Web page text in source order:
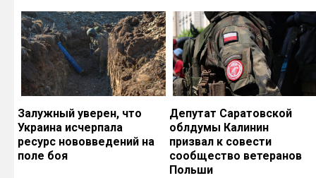
Залужный уверен, что
Украина исчерпала
ресурс нововведений на
поле боя
Депутат Саратовской
облдумы Калинин
призвал к совести
сообщество ветеранов
Польши